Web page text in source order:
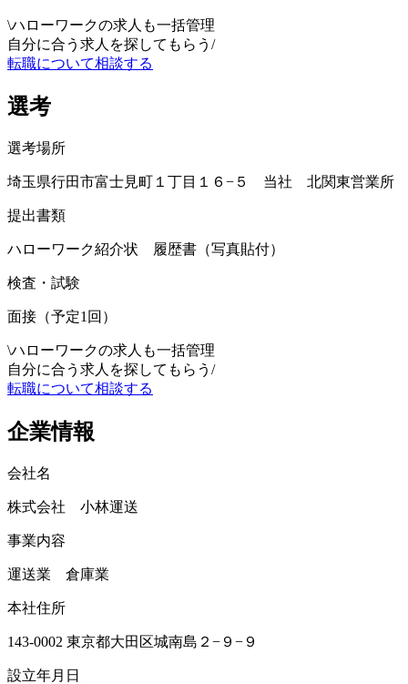
\ハローワークの求人も一括管理
自分に合う求人を探してもらう /
転職について相談する
選考
選考場所
埼玉県行田市富士見町１丁目１６−５ 当社 北関東営業所
提出書類
ハローワーク紹介状 履歴書（写真貼付）
検査・試験
面接（予定1回）
\ハローワークの求人も一括管理
自分に合う求人を探してもらう /
転職について相談する
企業情報
会社名
株式会社 小林運送
事業内容
運送業 倉庫業
本社住所
143-0002 東京都大田区城南島２−９−９
設立年月日